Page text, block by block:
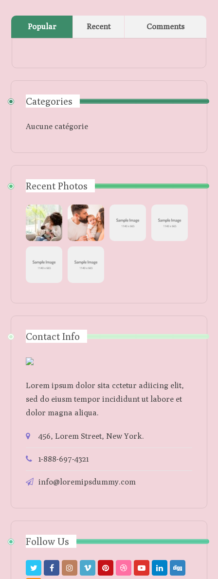
Popular Recent Comments
Categories
Aucune catégorie
Recent Photos
Contact Info
Lorem ipsum dolor sita cctetur adiicing elit,
sed do eiusm tempor incididunt ut labore et
dolor magna aliqua.
456, Lorem Street, New York.
1-888-697-4321
info@loremipsdummy.com
Follow Us